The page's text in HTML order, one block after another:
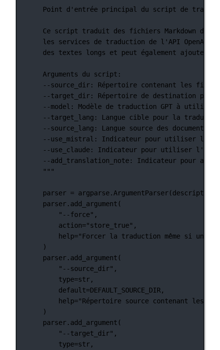
Point d'entrée principal du script de
Ce script traduit des fichiers Markdown
les services de traduction de l'API OpenAI,
des textes longs et peut également ajouter
Arguments du script:
--source_dir: Répertoire contenant les
--target_dir: Répertoire de destination
--model: Modèle de traduction GPT à utiliser.
--target_lang: Langue cible pour la
--source_lang: Langue source des documents.
--use_mistral: Indicateur pour utiliser
--use_claude: Indicateur pour utiliser l'API
--add_translation_note: Indicateur pour
"""
parser = argparse.ArgumentParser(description
parser.add_argument(
"--force" ,
action="store_true" ,
help="Forcer la traduction même si une
)
parser.add_argument(
"--source_dir" ,
type=str,
default=DEFAULT_SOURCE_DIR,
help="Répertoire source contenant les
)
parser.add_argument(
"--target_dir" ,
type=str,